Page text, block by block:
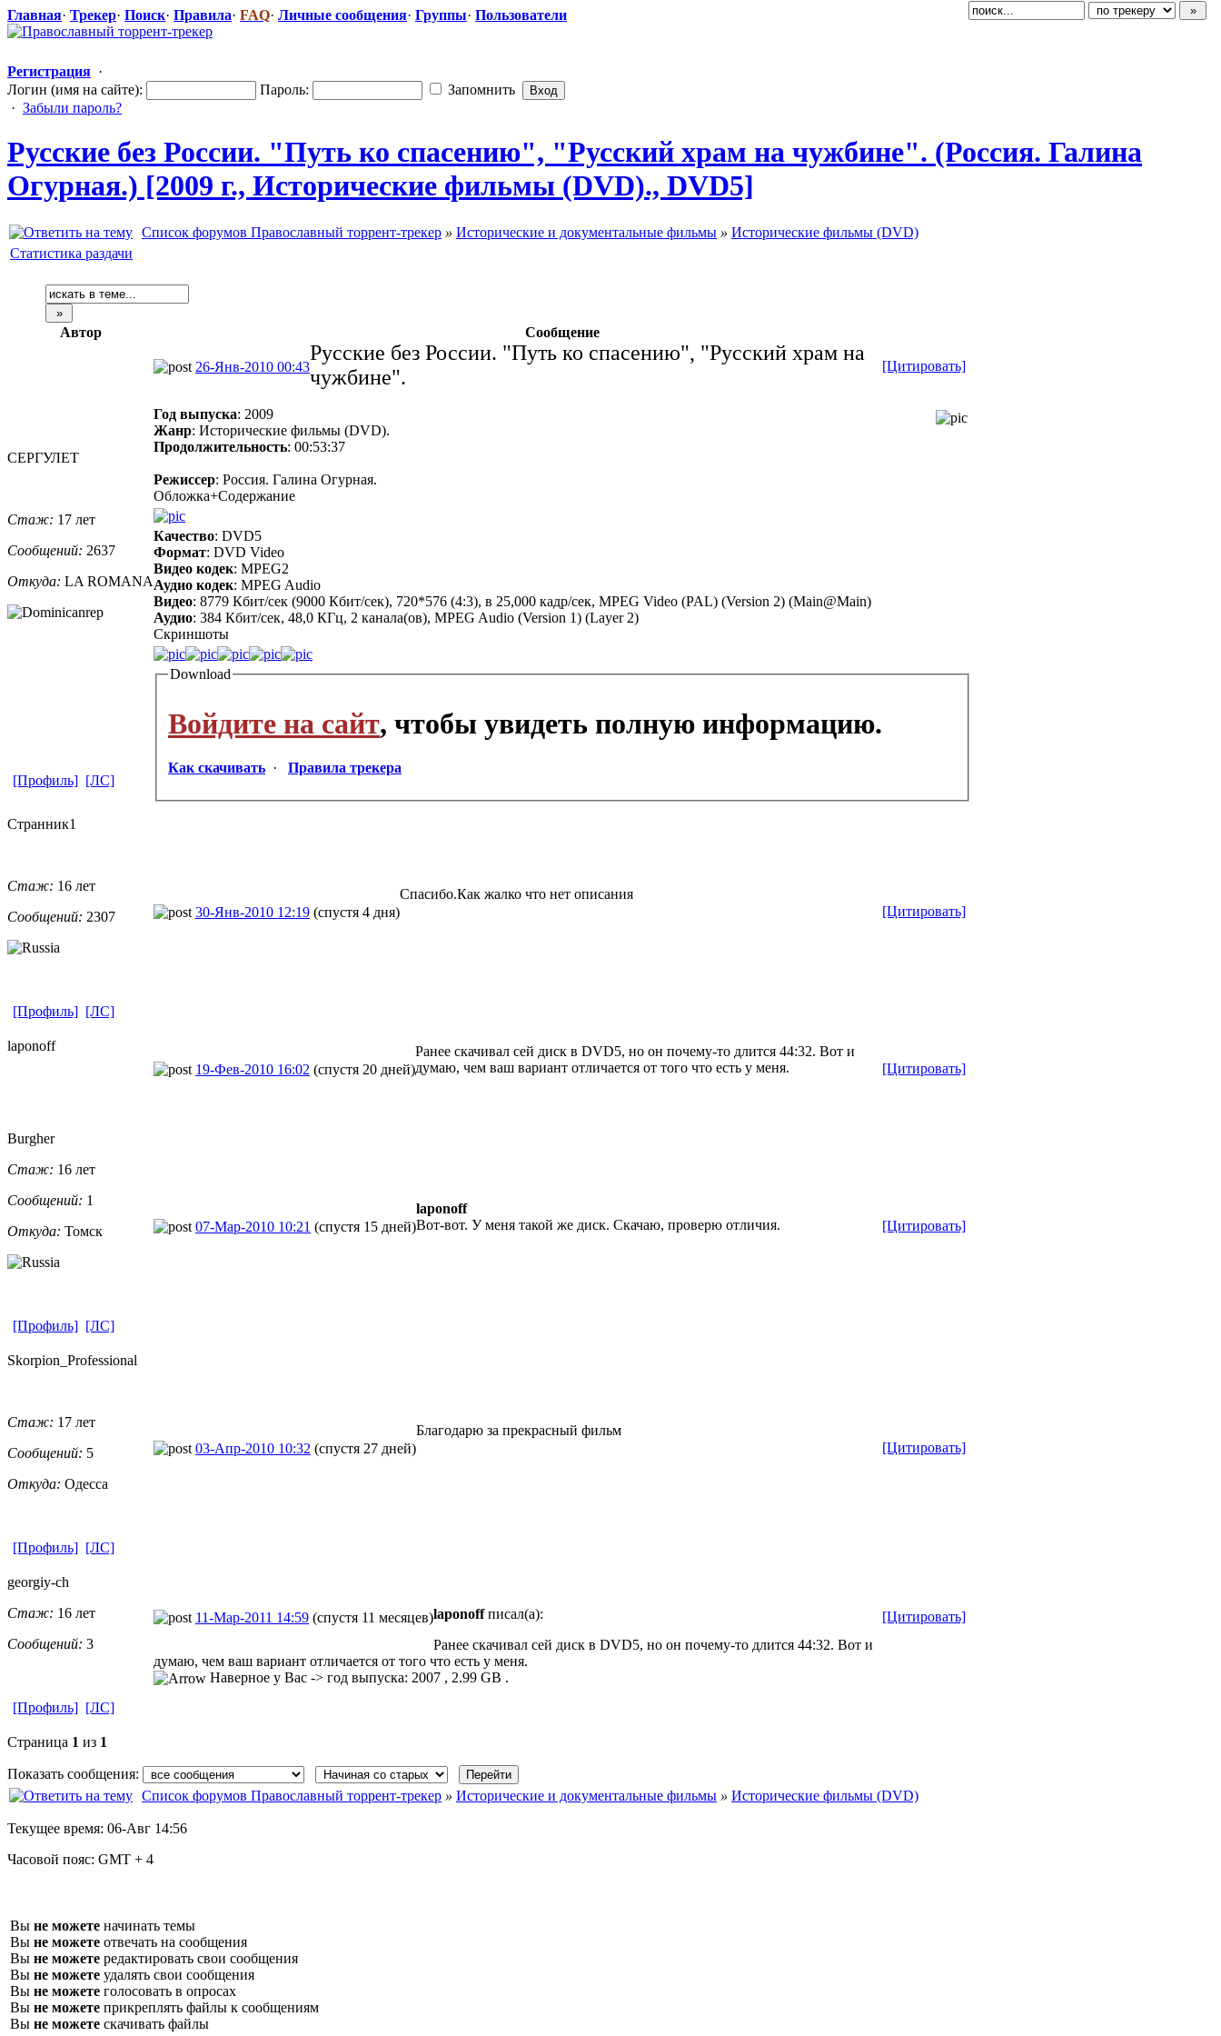
Главная· Трекер· Поиск· Правила· FAQ· Личные сообщения· Группы· Пользователи
Регистрация ·
Логин (имя на сайте):
Пароль:
Запомнить
· Забыли пароль?
Русские без России. "Путь ко спасению", "Русский ​ храм на чужбине". (Россия. Галина
Огурная.) [2009 г., Исторические ​ фильмы (DVD)., DVD5]
Список форумов Православный торрент-трекер » Исторические и документальные фильмы » Исторические фильмы (DVD)
Статистика раздачи
Автор Сообщение
СЕРГУЛЕТ
Стаж: 17 лет
Сообщений: 2637
Откуда: LA ROMANA
26-Янв-2010 00:43 [Цитировать]
Русские без России. "Путь ко спасению", "Русский храм на
чужбине".
Год выпуска: 2009
Жанр: Исторические фильмы (DVD).
Продолжительность: 00:53:37
Режиссер: Россия. Галина Огурная.
Обложка+Содержание
Качество: DVD5
Формат: DVD Video
Видео кодек: MPEG2
Аудио кодек: MPEG Audio
Видео: 8779 Кбит/сек (9000 Кбит/сек), 720*576 (4:3), в 25,000 кадр/сек, MPEG Video (PAL) (Version 2) (Main@Main)
Аудио: 384 Кбит/сек, 48,0 КГц, 2 канала(ов), MPEG Audio (Version 1) (Layer 2)
Cкриншоты
Download
Войдите на сайт, чтобы увидеть полную информацию.
Как скачивать · Правила трекера
[Профиль] [ЛС]
Странник1
Стаж: 16 лет
Сообщений: 2307 30-Янв-2010 12:19 (спустя 4 дня) [Цитировать]
Спасибо.Как жалко что нет описания
[Профиль] [ЛС]
laponoff
19-Фев-2010 16:02 (спустя 20 дней) [Цитировать]
Ранее скачивал сей диск в DVD5, но он почему-то длится 44:32. Вот и
думаю, чем ваш вариант отличается от того что есть у меня.
Burgher
Стаж: 16 лет
Сообщений: 1
Откуда: Томск 07-Мар-2010 10:21 (спустя 15 дней) [Цитировать]
laponoff
Вот-вот. У меня такой же диск. Скачаю, проверю отличия.
[Профиль] [ЛС]
Skorpion_Pro​fessional
Стаж: 17 лет
Сообщений: 5
Откуда: Одесса
03-Апр-2010 10:32 (спустя 27 дней) [Цитировать]
Благодарю за прекрасный фильм
[Профиль] [ЛС]
georgiy-ch
Стаж: 16 лет
Сообщений: 3
11-Мар-2011 14:59 (спустя 11 месяцев) [Цитировать]
laponoffписал(а):
Ранее скачивал сей диск в DVD5, но он почему-то длится 44:32. Вот и
думаю, чем ваш вариант отличается от того что есть у меня.
Наверное у Вас -> год выпуска: 2007 , 2.99 GB .
[Профиль] [ЛС]
Страница 1 из 1
Показать сообщения:
Список форумов Православный торрент-трекер » Исторические и документальные фильмы » Исторические фильмы (DVD)
Текущее время: 06-Авг 14:56
Часовой пояс: GMT + 4
Вы не можете начинать темы
Вы не можете отвечать на сообщения
Вы не можете редактировать свои сообщения
Вы не можете удалять свои сообщения
Вы не можете голосовать в опросах
Вы не можете прикреплять файлы к сообщениям
Вы не можете скачивать файлы